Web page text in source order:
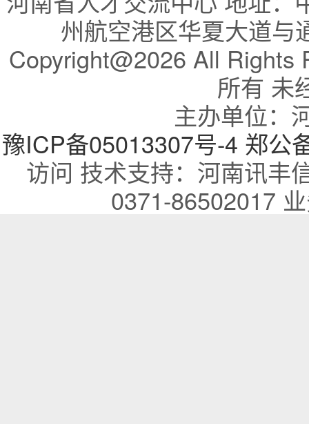
州航空港区华夏大道与
Copyright@2026 All Rights
所有 未
主办单位：
豫ICP备05013307号-4 郑公
访问 技术支持：河南讯丰
0371-86502017